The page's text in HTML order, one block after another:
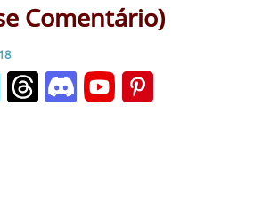
Comentário)